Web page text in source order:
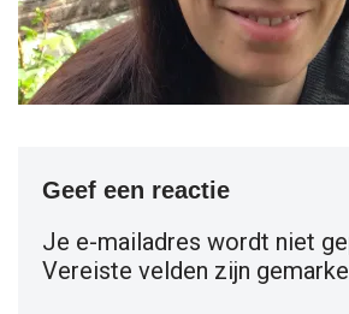
Geef een reactie
Je e-mailadres wordt niet
Vereiste velden zijn